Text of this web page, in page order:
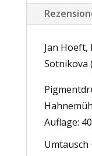
Menge
Jan Hoeft,
Sotnikova
Auflage:
Umtausch